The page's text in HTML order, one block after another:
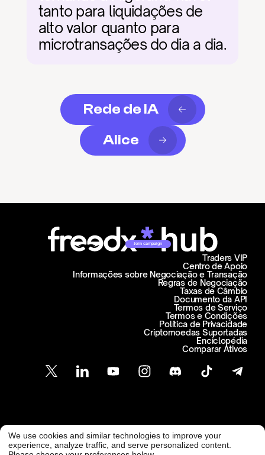
tanto para liquidações de
alto valor quanto para
microtransações do dia a dia.
Rede de IA
Alice
Join campaign
Centro de Apoio
Informações sobre Negociação e Transação
Traders VIP
Regras de Negociação
Taxas de Câmbio
Documento da API
Termos de Serviço
Termos e Condições
Política de Privacidade
Criptomoedas Suportadas
Enciclopédia
Comparar Ativos
Atendimento ao Cliente
support@freedx.com @ Freedx 2026
We use cookies and similar technologies to improve your
experience, analyze traffic, and serve personalized content.